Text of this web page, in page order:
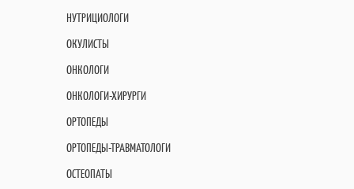
НУТРИЦИОЛОГИ
ОКУЛИСТЫ
ОНКОЛОГИ
ОНКОЛОГИ-ХИРУРГИ
ОРТОПЕДЫ
ОРТОПЕДЫ-ТРАВМАТОЛОГИ
ОСТЕОПАТЫ